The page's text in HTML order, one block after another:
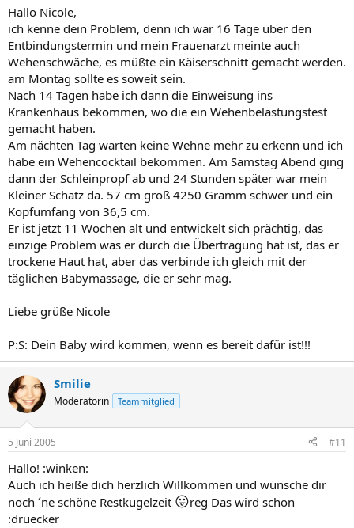
Hallo Nicole,
ich kenne dein Problem, denn ich war 16 Tage über den
Entbindungstermin und mein Frauenarzt meinte auch
Wehenschwäche, es müßte ein Käiserschnitt gemacht werden.
am Montag sollte es soweit sein.
Nach 14 Tagen habe ich dann die Einweisung ins
Krankenhaus bekommen, wo die ein Wehenbelastungstest
gemacht haben.
Am nächten Tag warten keine Wehne mehr zu erkenn und ich
habe ein Wehencocktail bekommen. Am Samstag Abend ging
dann der Schleinpropf ab und 24 Stunden später war mein
Kleiner Schatz da. 57 cm groß 4250 Gramm schwer und ein
Kopfumfang von 36,5 cm.
Er ist jetzt 11 Wochen alt und entwickelt sich prächtig, das
einzige Problem was er durch die Übertragung hat ist, das er
trockene Haut hat, aber das verbinde ich gleich mit der
täglichen Babymassage, die er sehr mag.
Liebe grüße Nicole
P:S: Dein Baby wird kommen, wenn es bereit dafür ist!!!
Smilie
Moderatorin Teammitglied
5 Juni 2005 #11
Hallo! :winken:
Auch ich heiße dich herzlich Willkommen und wünsche dir
noch ´ne schöne Restkugelzeit 😛reg Das wird schon
:druecker